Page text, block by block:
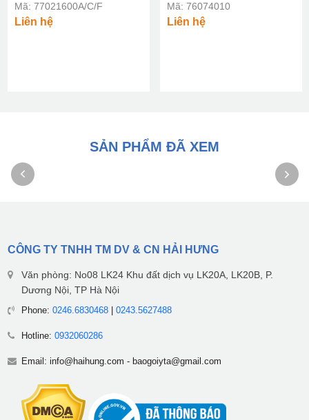
Mã: 77021600A/C/F
Liên hệ
Mã: 76074010
Liên hệ
SẢN PHẨM ĐÃ XEM
CÔNG TY TNHH TM DV & CN HẢI HƯNG
Văn phòng: No08 LK24 Khu đất dịch vụ LK20A, LK20B, P.
Dương Nội, TP Hà Nội
Phone: 0246.6830468| 0243.5627488
Hotline: 0932060286
Email: info@haihung.com - baogoiyta@gmail.com